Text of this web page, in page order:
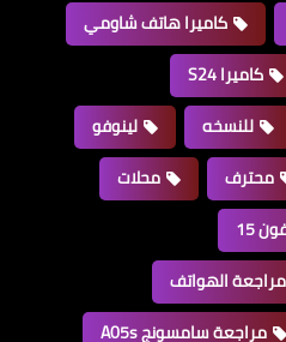
كاميرا هاتف شاومي
كاميرا S24
للنسخه
لينوفو
محترف
محلات
15
مراجعة الهواتف
مراجعة سامسونج A05s